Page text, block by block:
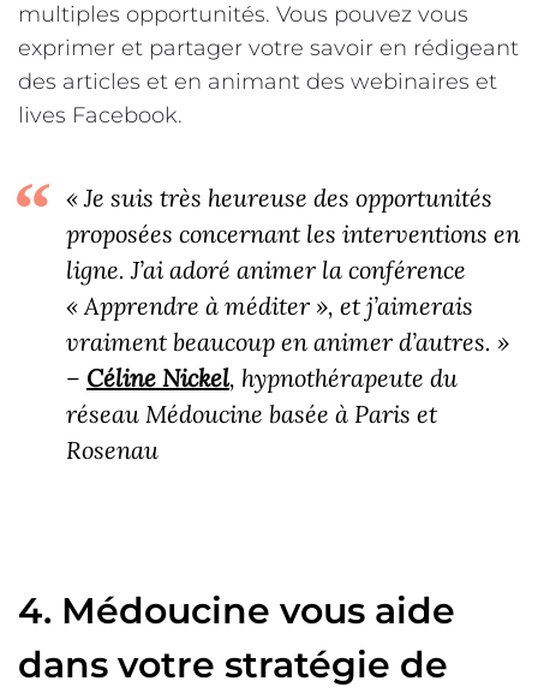
multiples opportunités. Vous pouvez vous
exprimer et partager votre savoir en rédigeant
des articles et en animant des webinaires et
lives Facebook.
« Je suis très heureuse des opportunités
proposées concernant les interventions en
ligne. J’ai adoré animer la conférence
« Apprendre à méditer », et j’aimerais
vraiment beaucoup en animer d’autres. »
– Céline Nickel, hypnothérapeute du
réseau Médoucine basée à Paris et
Rosenau
4. Médoucine vous aide
dans votre stratégie de